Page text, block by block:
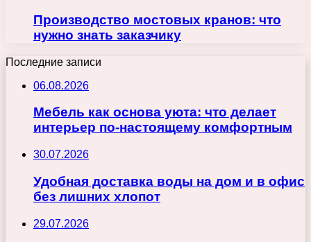
Производство мостовых кранов: что
нужно знать заказчику
Последние записи
06.08.2026
Мебель как основа уюта: что делает
интерьер по-настоящему комфортным
30.07.2026
Удобная доставка воды на дом и в офис
без лишних хлопот
29.07.2026